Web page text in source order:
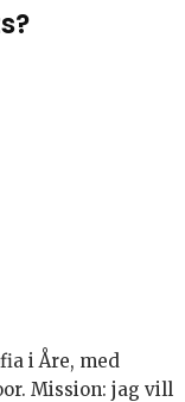
i Åre, med
Mission: jag vill